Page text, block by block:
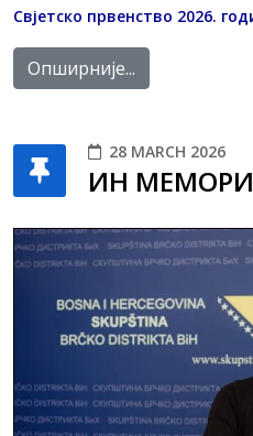
Свјетско првенство 2026.
Опширније...
28 MARCH 2026
ИН